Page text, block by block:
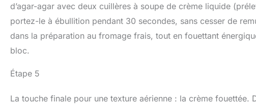
d’agar-agar avec deux cuillères à soupe de crème liquide
portez-le à ébullition pendant 30 secondes, sans cesser de
dans la préparation au fromage frais, tout en fouettant
bloc.
Étape 5
La touche finale pour une texture aérienne : la crème fouettée.